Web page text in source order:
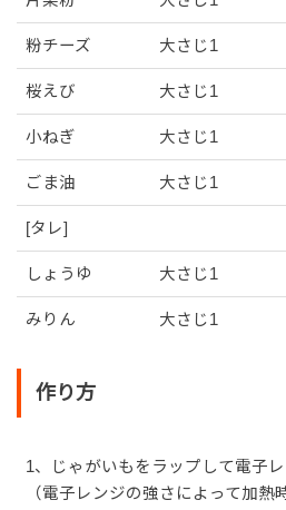
粉チーズ 大さじ1
桜えび 大さじ1
小ねぎ 大さじ1
ごま油 大さじ1
[タレ]
しょうゆ 大さじ1
みりん 大さじ1
作り方
1、じゃがいもをラップして電子
（電子レンジの強さによって加熱